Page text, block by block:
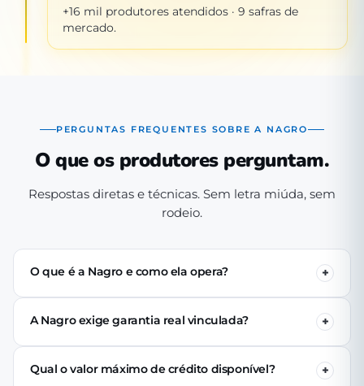
+16 mil produtores atendidos · 9 safras de
mercado.
PERGUNTAS FREQUENTES SOBRE A NAGRO
O que os produtores perguntam.
Respostas diretas e técnicas. Sem letra miúda, sem
rodeio.
O que é a Nagro e como ela opera?
A Nagro é uma Sociedade de Crédito Direto (SCD)
autorizada pelo Banco Central, especializada em crédito
se cadastra pelo app, passa pela análise técnica de perfil
produtivo e (se aprovado) recebe o crédito via PIX em até
A Nagro exige garantia real vinculada?
Não. Nenhuma linha de crédito da Nagro exige penhor
de terra, rebanho ou maquinário. A análise é baseada no
perfil produtivo do tomador — histórico, capacidade de
Qual o valor máximo de crédito disponível?